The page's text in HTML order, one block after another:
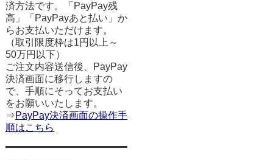
済方法です。「PayPay残
高」「PayPayあと払い」か
らお支払いただけます。
（取引限度枠は1円以上～
50万円以下）
ご注文内容送信後、PayPay
決済画面に移行しますの
で、手順にそってお支払い
をお願いいたします。
⇒PayPay決済画面の操作手
順はこちら